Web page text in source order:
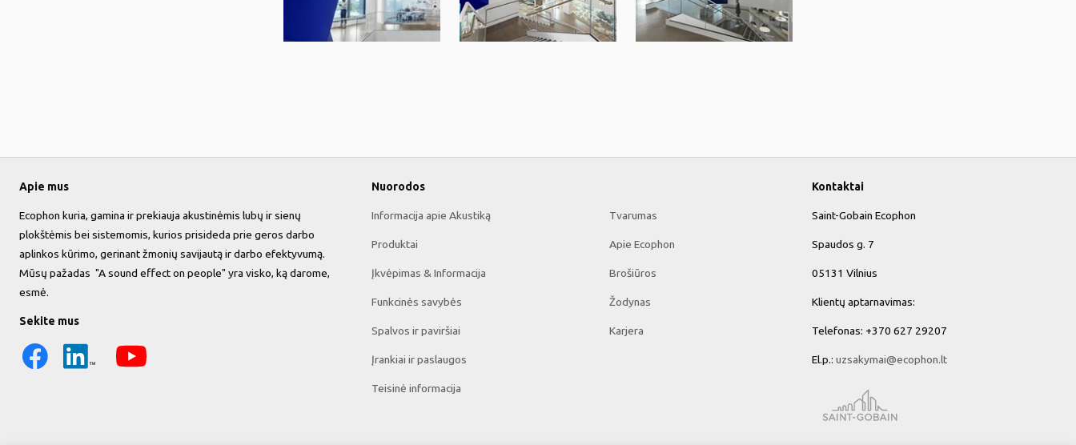
Apie mus
Ecophon kuria, gamina ir prekiauja akustinėmis lubų ir sienų
plokštėmis bei sistemomis, kurios prisideda prie geros darbo
aplinkos kūrimo, gerinant žmonių savijautą ir darbo efektyvumą.
Mūsų pažadas "A sound effect on people" yra visko, ką darome,
esmė.
Sekite mus
Nuorodos
Informacija apie Akustiką
Produktai
Įkvėpimas & Informacija
Funkcinės savybės
Spalvos ir paviršiai
Įrankiai ir paslaugos
Teisinė informacija
Tvarumas
Apie Ecophon
Brošiūros
Žodynas
Karjera
Kontaktai
Saint-Gobain Ecophon
Spaudos g. 7
05131 Vilnius
Klientų aptarnavimas:
Telefonas: +370 627 29207
El.p.: uzsakymai@ecophon.lt